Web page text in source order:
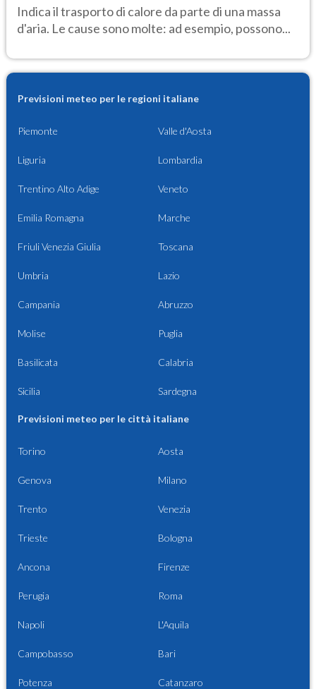
Indica il trasporto di calore da parte di una massa
d'aria. Le cause sono molte: ad esempio, possono...
Previsioni meteo per le regioni italiane
Piemonte Valle d'Aosta
Liguria Lombardia
Trentino Alto Adige Veneto
Emilia Romagna Marche
Friuli Venezia Giulia Toscana
Umbria Lazio
Campania Abruzzo
Molise Puglia
Basilicata Calabria
Sicilia Sardegna
Previsioni meteo per le città italiane
Torino Aosta
Genova Milano
Trento Venezia
Trieste Bologna
Ancona Firenze
Perugia Roma
Napoli L'Aquila
Campobasso Bari
Potenza Catanzaro